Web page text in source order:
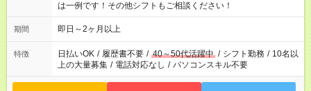
は一例です！その他シフトもご相談ください！
期間 即日～2ヶ月以上
特徴 日払いOK / 履歴書不要 / 40～50代活躍中 / シフト勤務 / 10名以
上の大量募集 / 電話対応なし / パソコンスキル不要